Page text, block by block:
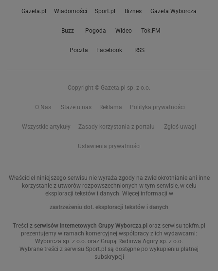
Gazeta.pl Wiadomości Sport.pl Biznes Gazeta Wyborcza
Buzz Pogoda Wideo Tok.FM
Poczta Facebook RSS
Copyright © Gazeta.pl sp. z o.o.
O Nas Staże u nas Reklama Polityka prywatności
Wszystkie artykuły Zasady korzystania z portalu Zgłoś uwagi
Ustawienia prywatności
Właściciel niniejszego serwisu nie wyraża zgody na zwielokrotnianie ani inne
korzystanie z utworów rozpowszechnionych w tym serwisie, w celu
eksploracji tekstów i danych. Więcej informacji w
zastrzeżeniu dot. eksploracji tekstów i danych
Treści z serwisów internetowych Grupy Wyborcza.pl oraz serwisu tokfm.pl
prezentujemy w ramach komercyjnej współpracy z ich wydawcami:
Wyborcza sp. z o.o. oraz Grupą Radiową Agory sp. z o.o.
Wybrane treści z serwisu Sport.pl są dostępne po wykupieniu płatnej
subskrypcji